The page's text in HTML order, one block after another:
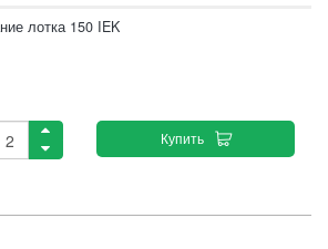
лотка 150 IEK
Купить